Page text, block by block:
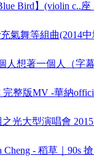
Bird】(violin c..
氣舞等組曲(2014
人想著一個人（字
完整版MV -華納
光大型演唱會
- 稻草｜90s